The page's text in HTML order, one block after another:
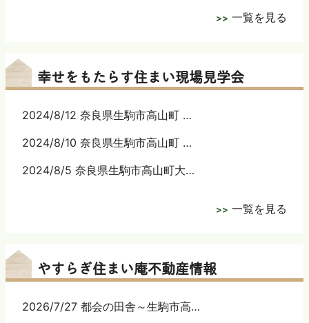
一覧を見る
幸せをもたらす住まい現場見学会
2024/8/12 奈良県生駒市高山町 …
2024/8/10 奈良県生駒市高山町 …
2024/8/5 奈良県生駒市高山町大…
一覧を見る
やすらぎ住まい庵不動産情報
2026/7/27 都会の田舎～生駒市高…